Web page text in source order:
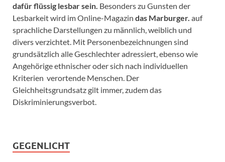
dafür flüssig lesbar sein. Besonders zu Gunsten der
Lesbarkeit wird im Online-Magazin das Marburger. auf
sprachliche Darstellungen zu männlich, weiblich und
divers verzichtet. Mit Personenbezeichnungen sind
grundsätzlich alle Geschlechter adressiert, ebenso wie
Angehörige ethnischer oder sich nach individuellen
Kriterien verortende Menschen. Der
Gleichheitsgrundsatz gilt immer, zudem das
Diskriminierungsverbot.
GEGENLICHT